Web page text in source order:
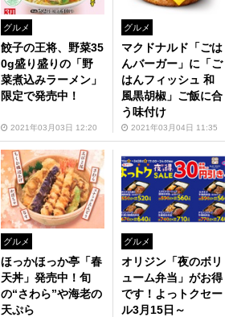
グルメ
餃子の王将、野菜35
0g盛り盛りの「野
菜煮込みラーメン」
限定で発売中！
2021年03月03日 12:20
グルメ
マクドナルド「ごは
んバーガー」に「ご
はんフィッシュ 和
風黒胡椒」ご飯に合
う味付け
2021年03月04日 11:35
グルメ
ほっかほっか亭「春
天丼」発売中！旬
の“さわら”や海老の
天ぷら
グルメ
オリジン「夜のボリ
ューム弁当」がお得
です！よっトクセー
ル3月15日～